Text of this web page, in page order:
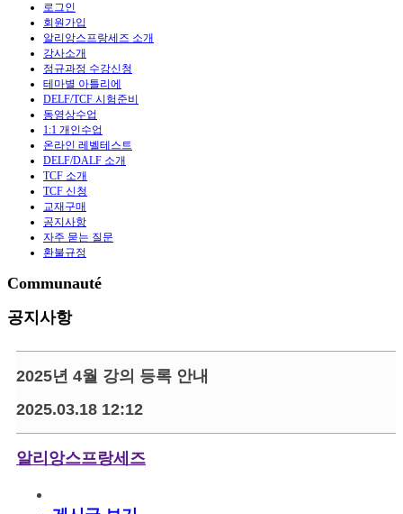
로그인
회원가입
알리앙스프랑세즈 소개
강사소개
정규과정 수강신청
테마별 아틀리에
DELF/TCF 시험준비
동영상수업
1:1 개인수업
온라인 레벨테스트
DELF/DALF 소개
TCF 소개
TCF 신청
교재구매
공지사항
자주 묻는 질문
환불규정
Communauté
공지사항
2025년 4월 강의 등록 안내
2025.03.18 12:12
알리앙스프랑세즈